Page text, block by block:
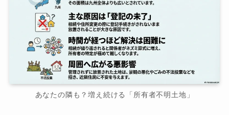
あなたの隣も？増え続ける「所有者不明土地」